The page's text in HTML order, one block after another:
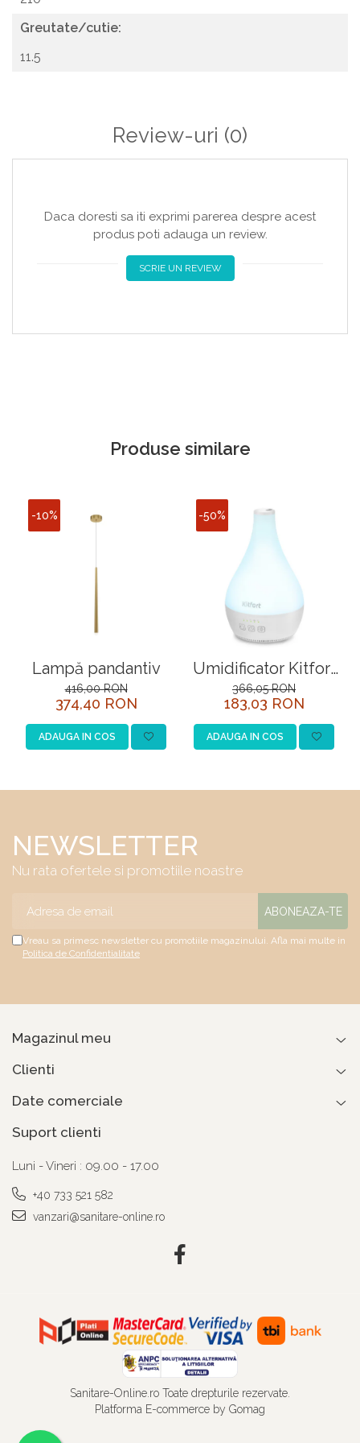
Greutate/cutie:
11.5
Review-uri (0)
Daca doresti sa iti exprimi parerea despre acest
produs poti adauga un review.
SCRIE UN REVIEW
Produse similare
-10%
Lampă pandantiv
416,00 RON
374,40 RON
ADAUGA IN COS
-50%
Umidificator Kitfort
KT-2804
366,05 RON
183,03 RON
ADAUGA IN COS
NEWSLETTER
Nu rata ofertele si promotiile noastre
Vreau sa primesc newsletter cu promotiile magazinului. Afla mai multe in
Politica de Confidentialitate
Magazinul meu
Clienti
Date comerciale
Suport clienti
Luni - Vineri : 09.00 - 17.00
+40 733 521 582
vanzari@sanitare-online.ro
Sanitare-Online.ro Toate drepturile rezervate.
Platforma E-commerce by Gomag